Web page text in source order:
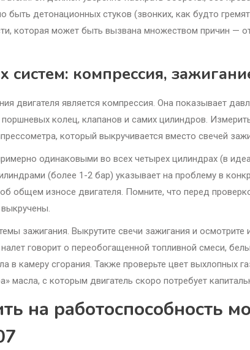
детонационных стуков (звонких, как будто
которая может быть вызвана множеством причин —
систем: компрессия,
двигателя является компрессия. Она показывает
колец, клапанов и самих цилиндров.
который выкручивается вместо свечей
одинаковыми во всех четырех цилиндрах (в
(более 1-2 бар) указывает на проблему в
общем износе двигателя. Помните, что перед
зажигания. Выкрутите свечи зажигания и
говорит о переобогащенной топливной смеси,
камеру сгорания. Также проверьте цвет выхлопных
масла, с которым двигатель скоро потребует
на работоспособность